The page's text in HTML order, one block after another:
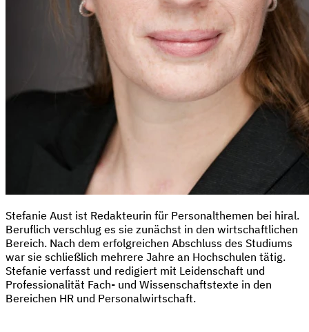
Stefanie Aust ist Redakteurin für Personalthemen bei hiral.
Beruflich verschlug es sie zunächst in den wirtschaftlichen
Bereich. Nach dem erfolgreichen Abschluss des Studiums
war sie schließlich mehrere Jahre an Hochschulen tätig.
Stefanie verfasst und redigiert mit Leidenschaft und
Professionalität Fach- und Wissenschaftstexte in den
Bereichen HR und Personalwirtschaft.